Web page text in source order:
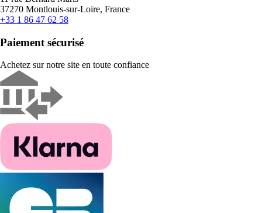
37270 Montlouis-sur-Loire, France
+33 1 86 47 62 58
Paiement sécurisé
Achetez sur notre site en toute confiance